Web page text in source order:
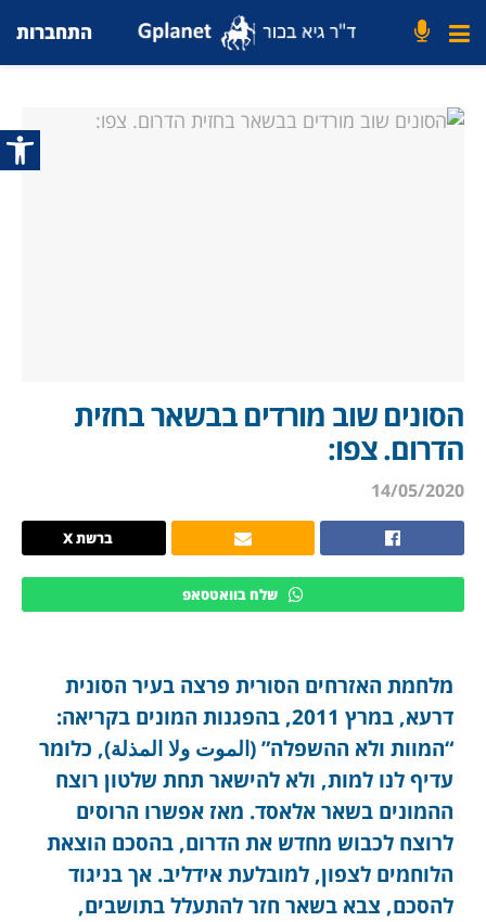
פתח
התחברות
הסונים שוב מורדים בבשאר בחזית
הדרום. צפו:
14/05/2020
ברשת X
שלח בוואטסאפ
מלחמת האזרחים הסורית פרצה בעיר הסונית
דרעא, במרץ 2011, בהפגנות המונים בקריאה:
“המוות ולא ההשפלה” (الموت ولا المذلة), כלומר
עדיף לנו למות, ולא להישאר תחת שלטון רוצח
ההמונים בשאר אלאסד. מאז אפשרו הרוסים
לרוצח לכבוש מחדש את הדרום, בהסכם הוצאת
הלוחמים לצפון, למובלעת אידליב. אך בניגוד
להסכם, צבא בשאר חזר להתעלל בתושבים,